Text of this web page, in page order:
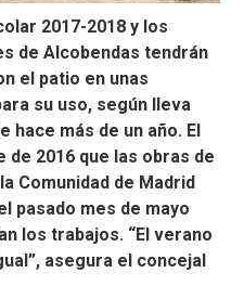
2017-2018 y los
de Alcobendas tendrán
el patio en unas
su uso, según lleva
hace más de un año. El
2016 que las obras de
Comunidad de Madrid
pasado mes de mayo
los trabajos. “El verano
asegura el concejal